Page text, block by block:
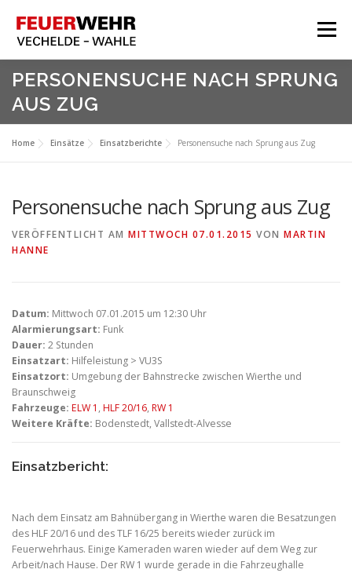
Inhalt
springen
Menü
HOME
Aktuelles
Über Uns
Meine Feuerwehr
PERSONENSUCHE NACH SPRUNG
AUS ZUG
Home Einsätze Einsatzberichte Personensuche nach Sprung aus Zug
Personensuche nach Sprung aus Zug
VERÖFFENTLICHT AM MITTWOCH 07.01.2015 VON MARTIN
HANNE
Datum: Mittwoch 07.01.2015 um 12:30 Uhr
Alarmierungsart: Funk
Dauer: 2 Stunden
Einsatzart: Hilfeleistung > VU3S
Einsatzort: Umgebung der Bahnstrecke zwischen Wierthe und
Braunschweig
Fahrzeuge: ELW 1 , HLF 20/16, RW 1
Weitere Kräfte: Bodenstedt, Vallstedt-Alvesse
Einsatzbericht:
Nach dem Einsatz am Bahnübergang in Wierthe waren die Besatzungen
des HLF 20/16 und des TLF 16/25 bereits wieder zurück im
Feuerwehrhaus. Einige Kameraden waren wieder auf dem Weg zur
Arbeit/nach Hause. Der RW 1 wurde gerade in die Fahrzeughalle